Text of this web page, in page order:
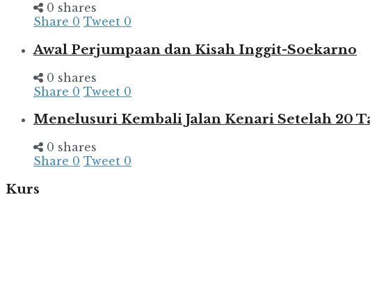
0 shares
Share 0 Tweet 0
Awal Perjumpaan dan Kisah Inggit-Soekarno
0 shares
Share 0 Tweet 0
Menelusuri Kembali Jalan Kenari Setelah 20
0 shares
Share 0 Tweet 0
Kurs